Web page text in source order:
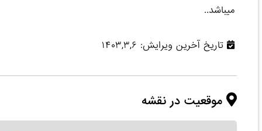
میباشد..
تاریخ آخرین ویرایش: ۱۴۰۳,۳,۶
موقعیت در نقشه